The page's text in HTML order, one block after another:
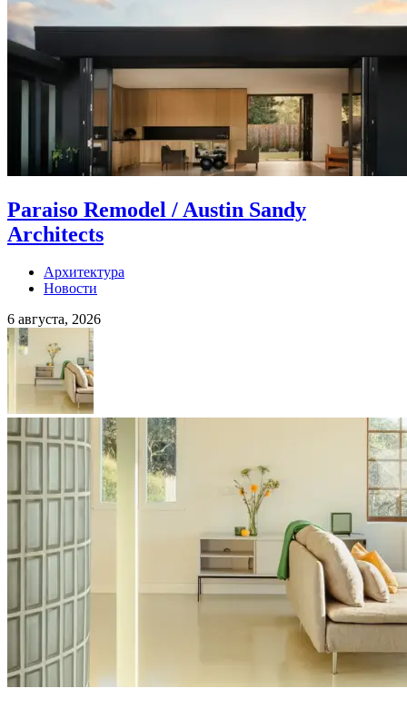
Paraiso Remodel / Austin Sandy
Architects
Архитектура
Новости
6 августа, 2026